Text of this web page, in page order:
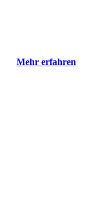
Mehr erfahren